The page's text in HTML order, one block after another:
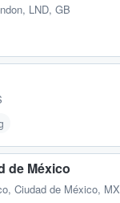
LND, GB
de México
Ciudad de México, MX